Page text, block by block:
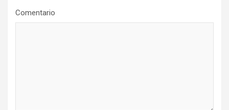
Comentario